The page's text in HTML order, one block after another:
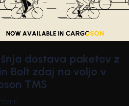
dostava paketov z
Bolt zdaj na voljo v
TMS